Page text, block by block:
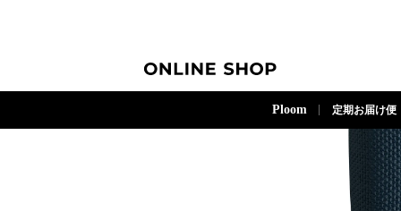
ONLINE SHOP
Ploom 定期お届け便